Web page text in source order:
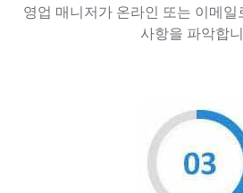
영업 매니저가 온라인 또는 이메
사항을 파악합